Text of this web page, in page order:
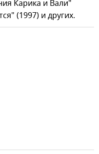
Карика и Вали"
(1997) и других.